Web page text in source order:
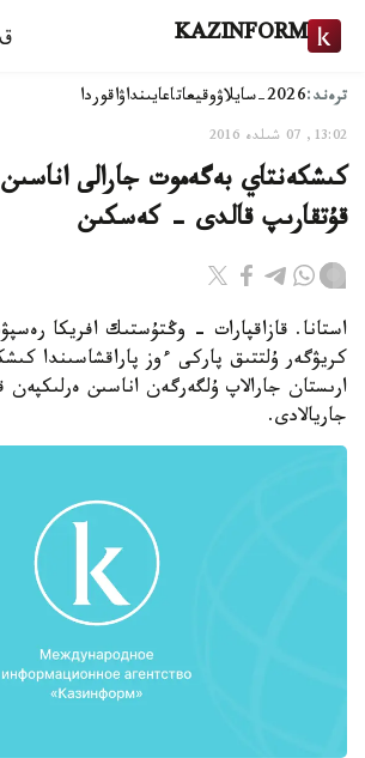
KAZINFORM
ترەند:2026-سايلاۋ وقيعاتاعايىنداۋاقوردا
13:02, 07 شىلدە 2016
كىشكەنتاي بەگەموت جارالى
قۇتقارىپ قالدى - كەسكىن
استانا. قازاقپارات - وڭتۇستىك افريكا
كريۋگەر ۇلتتىق پاركى ءوز پاراقشاسىندا
ارىستان جارالاپ ۇلگەرگەن اناسىن
جاريالادى.